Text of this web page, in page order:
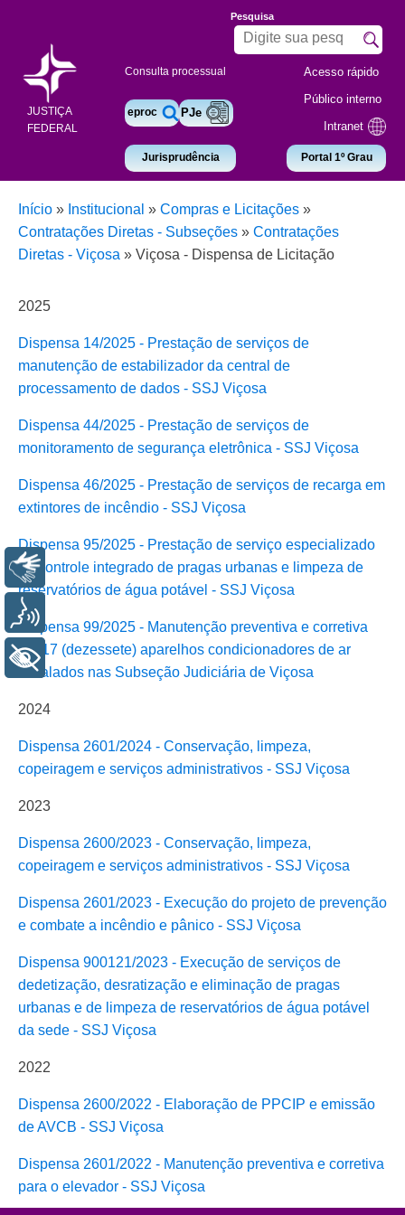
JUSTIÇA
FEDERAL
Consulta processual
eproc PJe
Jurisprudência
Pesquisa
Acesso rápido
Público interno
Intranet
Portal 1º Grau
Início » Institucional » Compras e Licitações »
Contratações Diretas - Subseções » Contratações
Diretas - Viçosa » Viçosa - Dispensa de Licitação
2025
Dispensa 14/2025 - Prestação de serviços de
manutenção de estabilizador da central de
processamento de dados - SSJ Viçosa
Dispensa 44/2025 - Prestação de serviços de
monitoramento de segurança eletrônica - SSJ Viçosa
Dispensa 46/2025 - Prestação de serviços de recarga em
extintores de incêndio - SSJ Viçosa
Dispensa 95/2025 - Prestação de serviço especializado
de controle integrado de pragas urbanas e limpeza de
reservatórios de água potável - SSJ Viçosa
Dispensa 99/2025 - Manutenção preventiva e corretiva
em 17 (dezessete) aparelhos condicionadores de ar
instalados nas Subseção Judiciária de Viçosa
2024
Dispensa 2601/2024 - Conservação, limpeza,
copeiragem e serviços administrativos - SSJ Viçosa
2023
Dispensa 2600/2023 - Conservação, limpeza,
copeiragem e serviços administrativos - SSJ Viçosa
Dispensa 2601/2023 - Execução do projeto de prevenção
e combate a incêndio e pânico - SSJ Viçosa
Dispensa 900121/2023 - Execução de serviços de
dedetização, desratização e eliminação de pragas
urbanas e de limpeza de reservatórios de água potável
da sede - SSJ Viçosa
2022
Dispensa 2600/2022 - Elaboração de PPCIP e emissão
de AVCB - SSJ Viçosa
Dispensa 2601/2022 - Manutenção preventiva e corretiva
para o elevador - SSJ Viçosa
Libras
+ Acessibilidade